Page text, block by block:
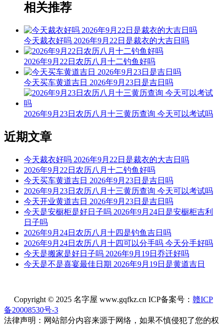
宜：修造 作灶
忌：祭祀 祈福 斋醮 酬神
7时-9时 丙辰时： 沖狗 煞南 时沖丙戍 白虎 路空 唐符 太阳
宜：见贵 求财 嫁娶 进人口 移徙 安葬 入宅 修造
忌：白虎须用 麒麟符制 否则 诸事不宜 祭祀 祈福 斋醮 开光 赴
任 出行
9时-11时 丁巳时： 沖猪 煞东 时沖丁亥 路空 三合 福星 玉堂
宜：求嗣 订婚 嫁娶 求财 开业 交易 安床 修造 盖屋 移徙
11时-13时 戊午时： 沖鼠 煞北 时沖戊子 罗纹 大进 贪狼
宜：祈福 求嗣 出行 求财 嫁娶 安葬 赴任
13时-15时 己未时： 沖牛 煞西 时沖己丑 日破
宜：
忌：日时相沖 诸事不宜
宜：祈福 求嗣 订婚 嫁娶 出行 求财 开业 交易 安床 作灶 祭祀
赴任 见贵
相关推荐
今天裁衣好吗 2026年9月22日是裁衣的大吉日吗
2026年9月22日农历八月十二钓鱼好吗
今天买车黄道吉日 2026年9月23日是吉日吗
2026年9月23日农历八月十三黄历查询 今天可以考试吗
近期文章
今天裁衣好吗 2026年9月22日是裁衣的大吉日吗
2026年9月22日农历八月十二钓鱼好吗
今天买车黄道吉日 2026年9月23日是吉日吗
2026年9月23日农历八月十三黄历查询 今天可以考试吗
今天开业黄道吉日 2026年9月23日是吉日吗
今天是安橱柜是好日子吗 2026年9月24日是安橱柜吉利
日子吗
2026年9月24日农历八月十四是钓鱼吉日吗
2026年9月24日农历八月十四可以分手吗 今天分手好吗
今天是搬家是好日子吗 2026年9月19日乔迁好吗
今天是不是喜宴最佳日期 2026年9月19日是黄道吉日
Copyright © 2025 名字屋 www.gqfkz.cn ICP备案号： 赣ICP
备20008530号-3
法律声明：网站部分内容来源于网络，如果不慎侵犯了您的权